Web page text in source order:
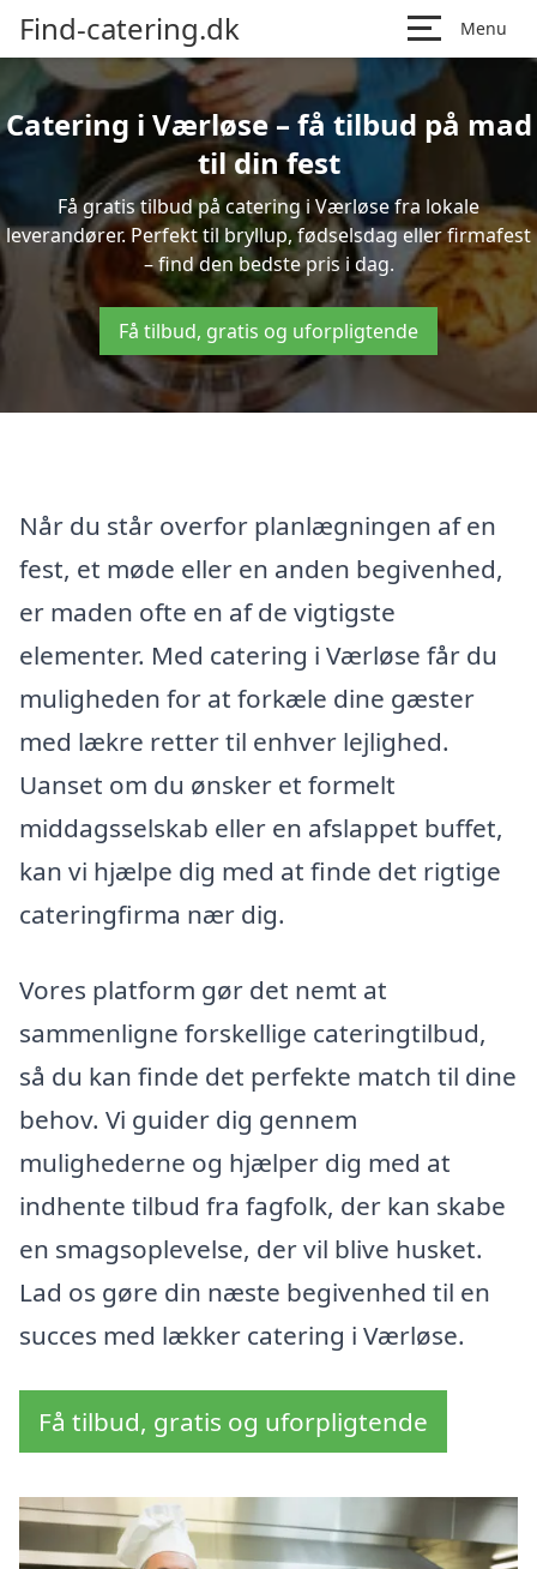
Find-catering.dk Menu
Catering i Værløse – få tilbud på mad
til din fest
Få gratis tilbud på catering i Værløse fra lokale
leverandører. Perfekt til bryllup, fødselsdag eller firmafest
– find den bedste pris i dag.
Få tilbud, gratis og uforpligtende
Når du står overfor planlægningen af en
fest, et møde eller en anden begivenhed,
er maden ofte en af de vigtigste
elementer. Med catering i Værløse får du
muligheden for at forkæle dine gæster
med lækre retter til enhver lejlighed.
Uanset om du ønsker et formelt
middagsselskab eller en afslappet buffet,
kan vi hjælpe dig med at finde det rigtige
cateringfirma nær dig.
Vores platform gør det nemt at
sammenligne forskellige cateringtilbud,
så du kan finde det perfekte match til dine
behov. Vi guider dig gennem
mulighederne og hjælper dig med at
indhente tilbud fra fagfolk, der kan skabe
en smagsoplevelse, der vil blive husket.
Lad os gøre din næste begivenhed til en
succes med lækker catering i Værløse.
Få tilbud, gratis og uforpligtende